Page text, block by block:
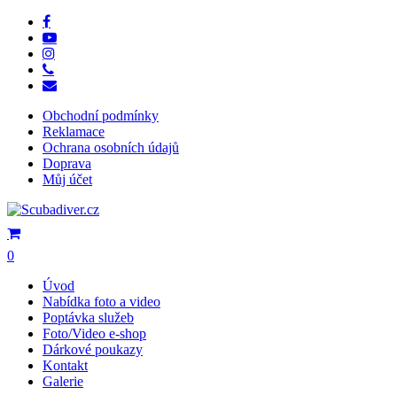
Skip
main
content
facebook
youtube
instagram
phone
email
Obchodní podmínky
Reklamace
Ochrana osobních údajů
Doprava
Můj účet
search
0
Úvod
Nabídka foto a video
Poptávka služeb
Foto/Video e-shop
Dárkové poukazy
Kontakt
Galerie